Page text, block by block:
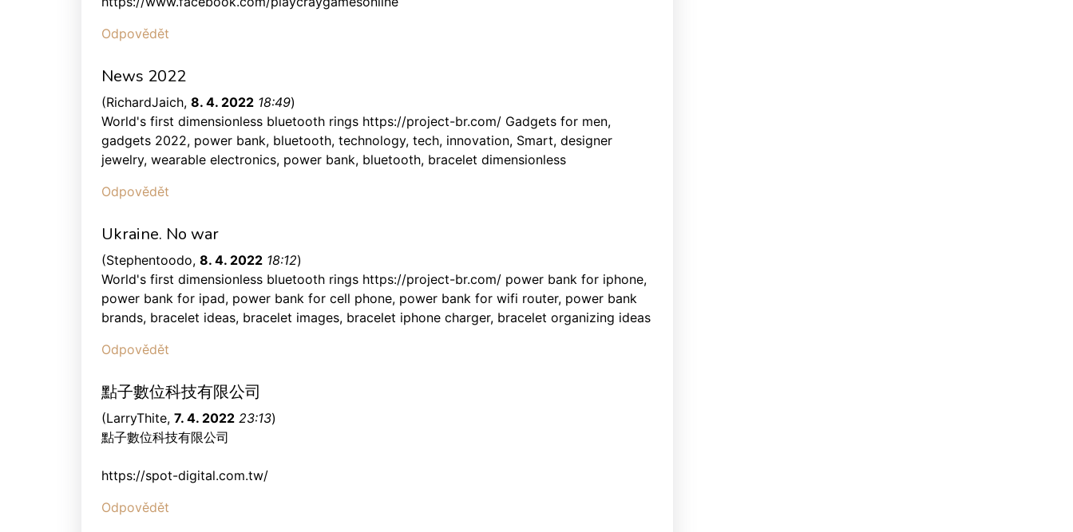
Odpovědět
News 2022
(RichardJaich, 8. 4. 2022 18:49)
World's first dimensionless bluetooth rings https://project-br.com/ Gadgets for men,
gadgets 2022, power bank, bluetooth, technology, tech, innovation, Smart, designer
jewelry, wearable electronics, power bank, bluetooth, bracelet dimensionless
Odpovědět
Ukraine. No war
(Stephentoodo, 8. 4. 2022 18:12)
World's first dimensionless bluetooth rings https://project-br.com/ power bank for iphone,
power bank for ipad, power bank for cell phone, power bank for wifi router, power bank
brands, bracelet ideas, bracelet images, bracelet iphone charger, bracelet organizing ideas
Odpovědět
點子數位科技有限公司
(LarryThite, 7. 4. 2022 23:13)
點子數位科技有限公司
https://spot-digital.com.tw/
Odpovědět